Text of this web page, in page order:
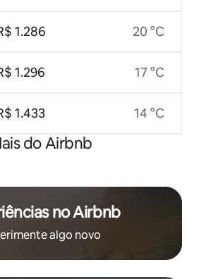
1.286
1.296
1.433
20 °C
17 °C
14 °C
do Airbnb
no Airbnb
algo novo